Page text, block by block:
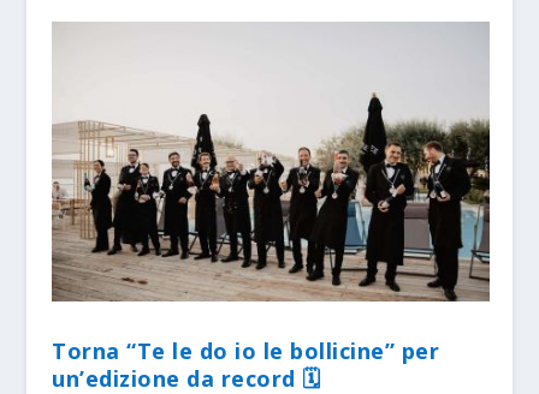
Torna “Te le do io le bollicine” per
un’edizione da record 🗓